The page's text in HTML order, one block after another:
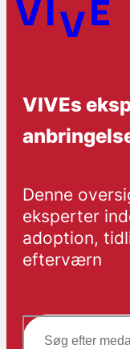
VIVEs
Denne
eksperter
adoption,
efterværn